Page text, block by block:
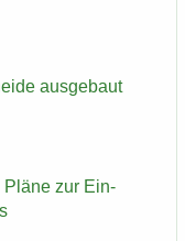
aus­ge­baut
Pläne zur Ein­